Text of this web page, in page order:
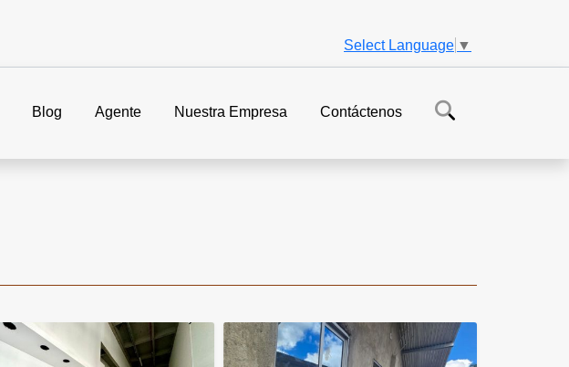
Select Language ▼
Blog Agente Nuestra Empresa Contáctenos